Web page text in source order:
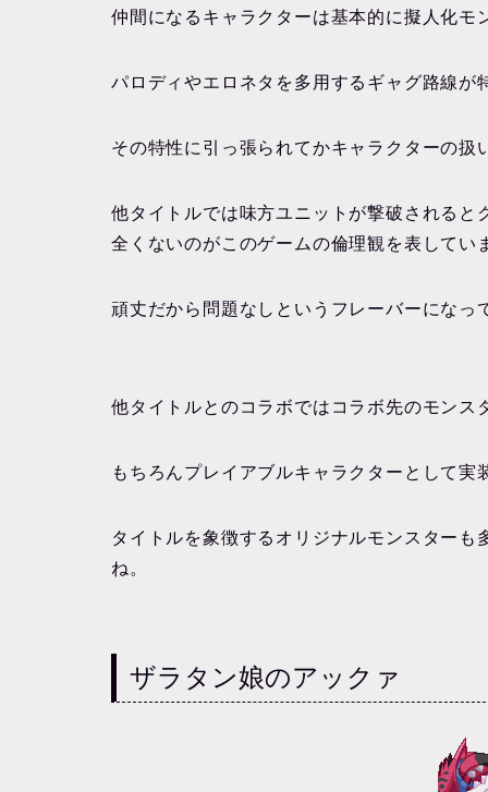
仲間になるキャラクターは基本的に擬人化モ
パロディやエロネタを多用するギャグ路線が
その特性に引っ張られてかキャラクターの扱
他タイトルでは味方ユニットが撃破される
全くないのがこのゲームの倫理観を表してい
頑丈だから問題なしというフレーバーにな
他タイトルとのコラボではコラボ先のモン
もちろんプレイアブルキャラクターとして実
タイトルを象徴するオリジナルモンスター
ね。
ザラタン娘のアックァ